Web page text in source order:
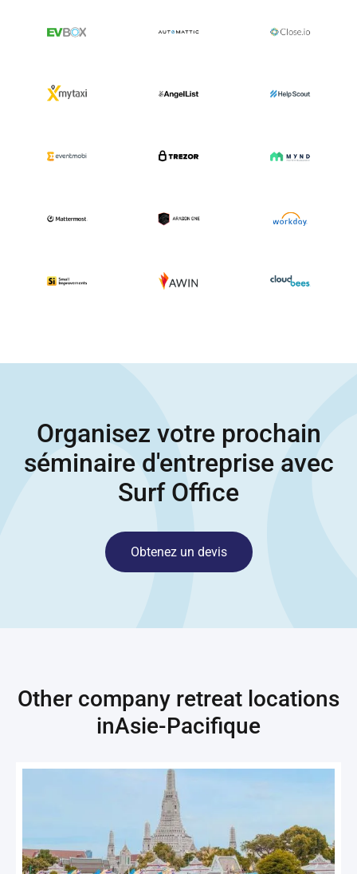
Organisez votre prochain
séminaire d'entreprise avec
Surf Office
Obtenez un devis
Other company retreat locations
inAsie-Pacifique